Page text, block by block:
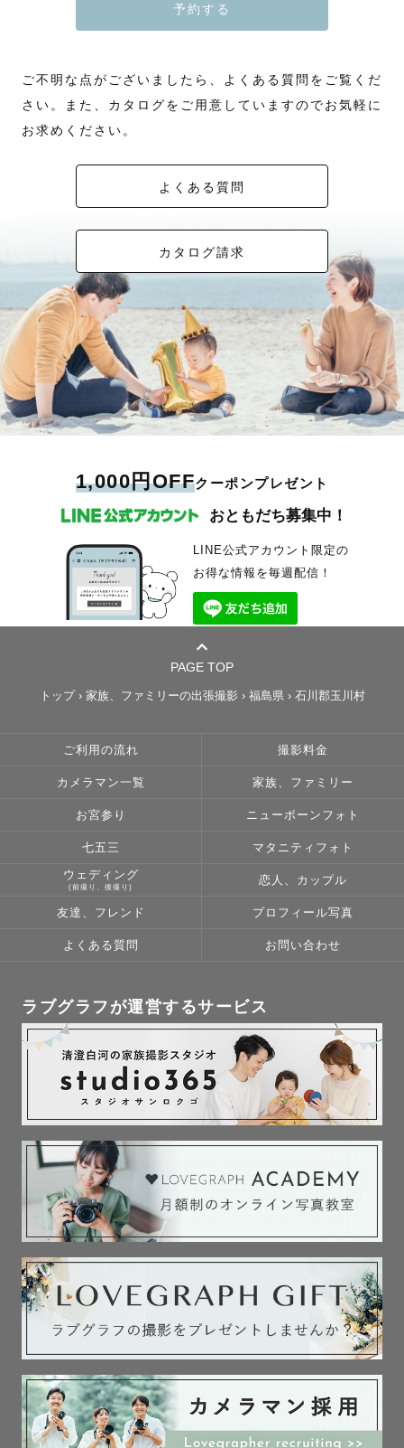
予約する
ご不明な点がございましたら、よくある質問をご覧くだ
さい。また、カタログをご用意していますのでお気軽に
お求めください。
よくある質問
カタログ請求
1,000円OFFクーポンプレゼント
おともだち募集中！
LINE公式アカウント限定の
お得な情報を毎週配信！
PAGE TOP
トップ› 家族、ファミリーの出張撮影 › 福島県› 石川郡玉川村
ご利用の流れ 撮影料金
カメラマン一覧 家族、ファミリー
お宮参り ニューボーンフォト
七五三 マタニティフォト
ウェディング
(前撮り、後撮り)
恋人、カップル
友達、フレンド プロフィール写真
よくある質問 お問い合わせ
ラブグラフが運営するサービス